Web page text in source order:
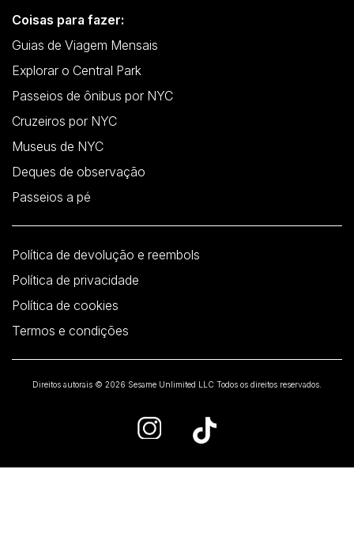
Coisas para fazer:
Guias de Viagem Mensais
Explorar o Central Park
Passeios de ônibus por NYC
Cruzeiros por NYC
Museus de NYC
Deques de observação
Passeios a pé
Política de devolução e reembols
Política de privacidade
Política de cookies
Termos e condições
Direitos autorais © 2026 Sesame Unlimited LLC Todos os direitos reservados.